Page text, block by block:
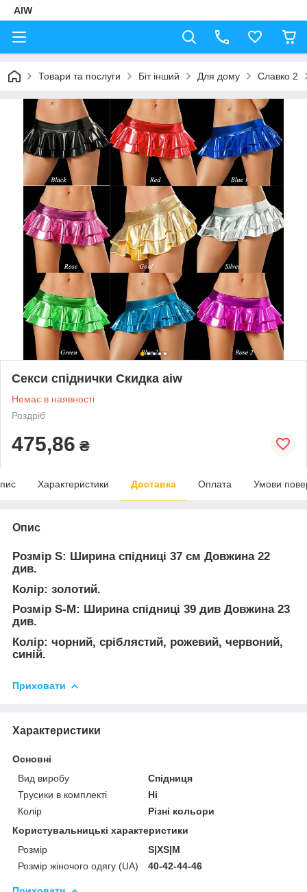
AIW
Товари та послуги Біт інший Для дому Славко 2
Секси спіднички Скидка aiw
Немає в наявності
Роздріб
475,86 ₴
Характеристики Доставка Оплата Умови
Опис
Розмір S: Ширина спідниці 37 см Довжина 22
див.
Колір: золотий.
Розмір S-M: Ширина спідниці 39 див Довжина 23
див.
Колір: чорний, сріблястий, рожевий, червоний,
синій.
Приховати
Характеристики
Основні
Вид виробу
Спідниця
Трусики в комплекті
Ні
Колір
Різні кольори
Користувальницькі характеристики
Розмір
S|XS|M
Розмір жіночого одягу (UA)
40-42-44-46